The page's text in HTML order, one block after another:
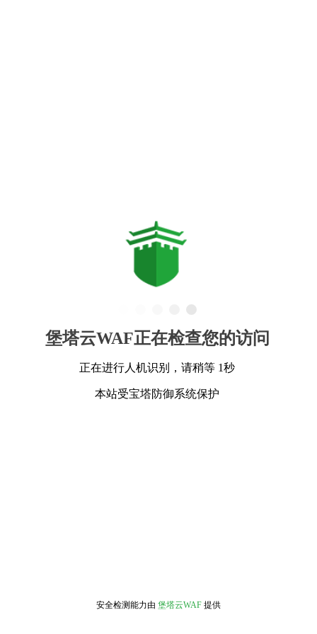
堡塔云WAF正在检查您的访问
正在进行人机识别，请稍等 1秒
本站受宝塔防御系统保护
安全检测能力由 堡塔云WAF 提供